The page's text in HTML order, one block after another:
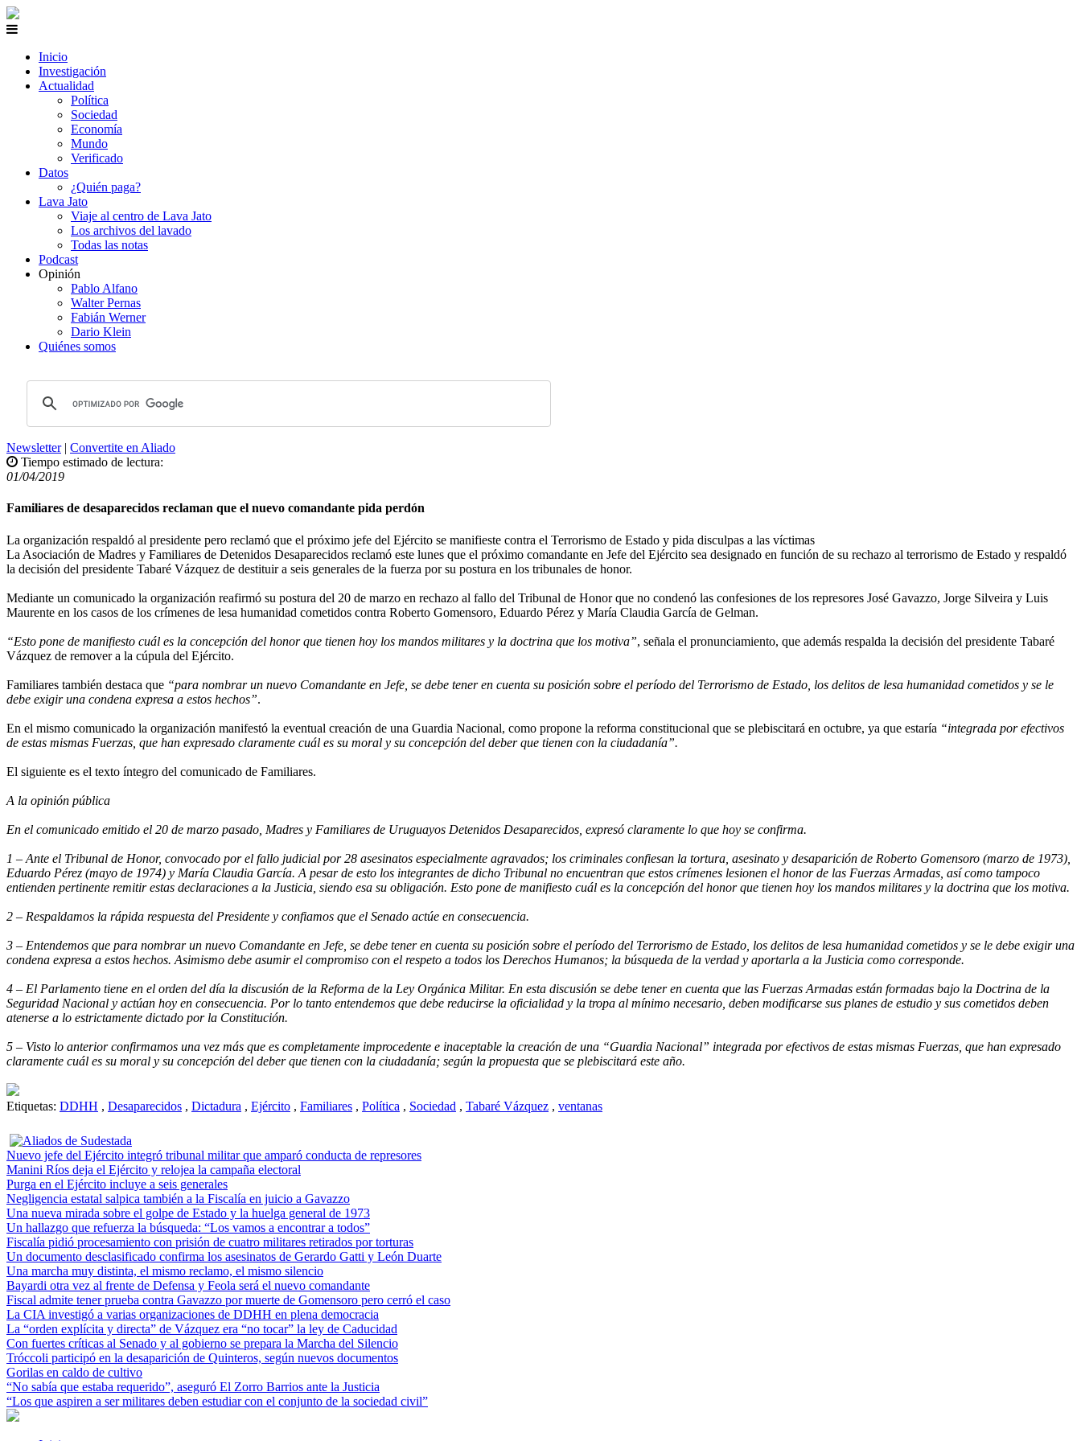
Inicio
Investigación
Actualidad
Política
Sociedad
Economía
Mundo
Verificado
Datos
¿Quién paga?
Lava Jato
Viaje al centro de Lava Jato
Los archivos del lavado
Todas las notas
Podcast
Opinión
Pablo Alfano
Walter Pernas
Fabián Werner
Dario Klein
Quiénes somos
Newsletter| Convertite en Aliado
Tiempo estimado de lectura:
01/04/2019
Familiares de desaparecidos reclaman que el nuevo comandante pida perdón
La organización respaldó al presidente pero reclamó que el próximo jefe del Ejército se manifieste contra el Terrorismo de Estado y pida disculpas a las víctimas
La Asociación de Madres y Familiares de Detenidos Desaparecidos reclamó este lunes que el próximo comandante en Jefe del Ejército sea designado en función de su rechazo al terrorismo de Estado y respaldó
la decisión del presidente Tabaré Vázquez de destituir a seis generales de la fuerza por su postura en los tribunales de honor.
Mediante un comunicado la organización reafirmó su postura del 20 de marzo en rechazo al fallo del Tribunal de Honor que no condenó las confesiones de los represores José Gavazzo, Jorge Silveira y Luis
Maurente en los casos de los crímenes de lesa humanidad cometidos contra Roberto Gomensoro, Eduardo Pérez y María Claudia García de Gelman.
“Esto pone de manifiesto cuál es la concepción del honor que tienen hoy los mandos militares y la doctrina que los motiva”, señala el pronunciamiento, que además respalda la decisión del presidente Tabaré
Vázquez de remover a la cúpula del Ejército.
Familiares también destaca que “para nombrar un nuevo Comandante en Jefe, se debe tener en cuenta su posición sobre el período del Terrorismo de Estado, los delitos de lesa humanidad cometidos y se le
debe exigir una condena expresa a estos hechos”.
En el mismo comunicado la organización manifestó la eventual creación de una Guardia Nacional, como propone la reforma constitucional que se plebiscitará en octubre, ya que estaría “integrada por efectivos
de estas mismas Fuerzas, que han expresado claramente cuál es su moral y su concepción del deber que tienen con la ciudadanía”.
El siguiente es el texto íntegro del comunicado de Familiares.
A la opinión pública
En el comunicado emitido el 20 de marzo pasado, Madres y Familiares de Uruguayos Detenidos Desaparecidos, expresó claramente lo que hoy se confirma.
1 – Ante el Tribunal de Honor, convocado por el fallo judicial por 28 asesinatos especialmente agravados; los criminales confiesan la tortura, asesinato y desaparición de Roberto Gomensoro (marzo de 1973),
Eduardo Pérez (mayo de 1974) y María Claudia García. A pesar de esto los integrantes de dicho Tribunal no encuentran que estos crímenes lesionen el honor de las Fuerzas Armadas, así como tampoco
entienden pertinente remitir estas declaraciones a la Justicia, siendo esa su obligación. Esto pone de manifiesto cuál es la concepción del honor que tienen hoy los mandos militares y la doctrina que los motiva.
2 – Respaldamos la rápida respuesta del Presidente y confiamos que el Senado actúe en consecuencia.
3 – Entendemos que para nombrar un nuevo Comandante en Jefe, se debe tener en cuenta su posición sobre el período del Terrorismo de Estado, los delitos de lesa humanidad cometidos y se le debe exigir una
condena expresa a estos hechos. Asimismo debe asumir el compromiso con el respeto a todos los Derechos Humanos; la búsqueda de la verdad y aportarla a la Justicia como corresponde.
4 – El Parlamento tiene en el orden del día la discusión de la Reforma de la Ley Orgánica Militar. En esta discusión se debe tener en cuenta que las Fuerzas Armadas están formadas bajo la Doctrina de la
Seguridad Nacional y actúan hoy en consecuencia. Por lo tanto entendemos que debe reducirse la oficialidad y la tropa al mínimo necesario, deben modificarse sus planes de estudio y sus cometidos deben
atenerse a lo estrictamente dictado por la Constitución.
5 – Visto lo anterior confirmamos una vez más que es completamente improcedente e inaceptable la creación de una “Guardia Nacional” integrada por efectivos de estas mismas Fuerzas, que han expresado
claramente cuál es su moral y su concepción del deber que tienen con la ciudadanía; según la propuesta que se plebiscitará este año.
Etiquetas: DDHH , Desaparecidos , Dictadura , Ejército , Familiares , Política , Sociedad , Tabaré Vázquez , ventanas
Nuevo jefe del Ejército integró tribunal militar que amparó conducta de represores
Manini Ríos deja el Ejército y relojea la campaña electoral
Purga en el Ejército incluye a seis generales
Negligencia estatal salpica también a la Fiscalía en juicio a Gavazzo
Una nueva mirada sobre el golpe de Estado y la huelga general de 1973
Un hallazgo que refuerza la búsqueda: “Los vamos a encontrar a todos”
Fiscalía pidió procesamiento con prisión de cuatro militares retirados por torturas
Un documento desclasificado confirma los asesinatos de Gerardo Gatti y León Duarte
Una marcha muy distinta, el mismo reclamo, el mismo silencio
Bayardi otra vez al frente de Defensa y Feola será el nuevo comandante
Fiscal admite tener prueba contra Gavazzo por muerte de Gomensoro pero cerró el caso
La CIA investigó a varias organizaciones de DDHH en plena democracia
La “orden explícita y directa” de Vázquez era “no tocar” la ley de Caducidad
Con fuertes críticas al Senado y al gobierno se prepara la Marcha del Silencio
Tróccoli participó en la desaparición de Quinteros, según nuevos documentos
Gorilas en caldo de cultivo
“No sabía que estaba requerido”, aseguró El Zorro Barrios ante la Justicia
“Los que aspiren a ser militares deben estudiar con el conjunto de la sociedad civil”